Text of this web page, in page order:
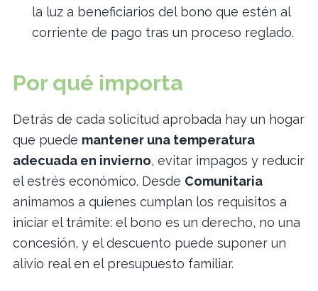
la luz a beneficiarios del bono que estén al
corriente de pago tras un proceso reglado.
Por qué importa
Detrás de cada solicitud aprobada hay un hogar
que puede mantener una temperatura
adecuada en invierno, evitar impagos y reducir
el estrés económico. Desde Comunitaria
animamos a quienes cumplan los requisitos a
iniciar el trámite: el bono es un derecho, no una
concesión, y el descuento puede suponer un
alivio real en el presupuesto familiar.